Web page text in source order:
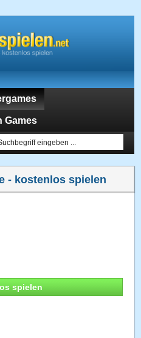
Games
- kostenlos spielen
spielen